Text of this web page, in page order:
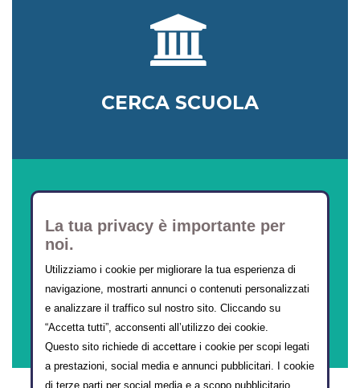
CERCA SCUOLA
CORSI ONLINE
La tua privacy è importante per
noi.
Utilizziamo i cookie per migliorare la tua esperienza di
navigazione, mostrarti annunci o contenuti personalizzati
e analizzare il traffico sul nostro sito. Cliccando su
“Accetta tutti”, acconsenti all’utilizzo dei cookie.
Questo sito richiede di accettare i cookie per scopi legati
a prestazioni, social media e annunci pubblicitari. I cookie
di terze parti per social media e a scopo pubblicitario